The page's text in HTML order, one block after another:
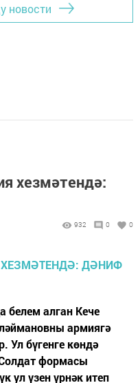
новости
хезмәтендә:
932 0 0
белем алган Кече
армиягә
Ул бүгенге көндә
формасы
ул үзен үрнәк итеп